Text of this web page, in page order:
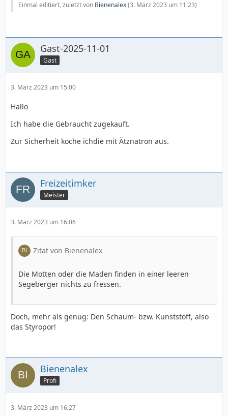
Einmal editiert, zuletzt von Bienenalex(3. März 2023 um 11:23)
Gast-2025-11-01
Gast
3. März 2023 um 15:00
Hallo
Ich habe die Gebraucht zugekauft.
Zur Sicherheit koche ichdie mit Ätznatron aus.
Freizeitimker
Meister
3. März 2023 um 16:06
Zitat von Bienenalex
Die Motten oder die Maden finden in einer leeren
Segeberger nichts zu fressen.
Doch, mehr als genug: Den Schaum- bzw. Kunststoff, also
das Styropor!
Bienenalex
Profi
3. März 2023 um 16:27